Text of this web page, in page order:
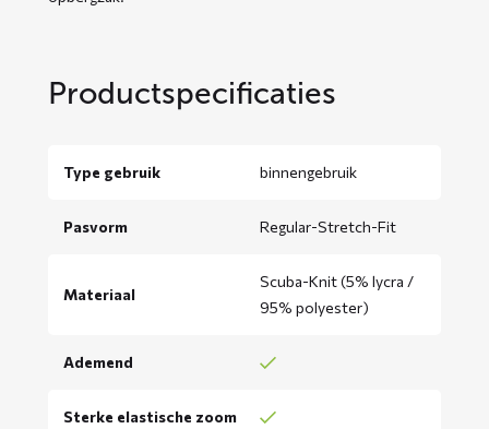
Productspecificaties
Type gebruik binnengebruik
Pasvorm Regular-Stretch-Fit
Materiaal
Scuba-Knit (5% lycra /
95% polyester)
Ademend
Sterke elastische zoom